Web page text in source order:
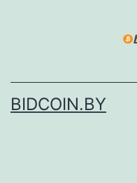
BIDCOIN.BY